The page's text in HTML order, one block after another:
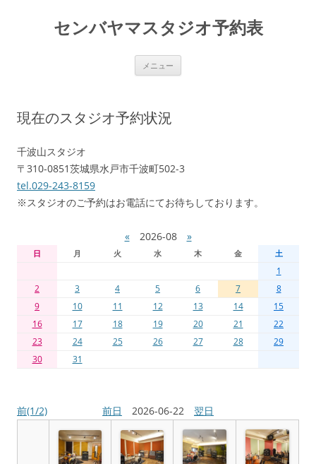
センバヤマスタジオ予約表
メニュー
現在のスタジオ予約状況
千波山スタジオ
〒310-0851茨城県水戸市千波町502-3
tel.029-243-8159
※スタジオのご予約はお電話にてお待ちしております。
« 2026-08 »
日 月 火 水 木 金 土
1
2
3 4 5 6 7
8
9
10 11 12 13 14
15
16
17 18 19 20 21
22
23
24 25 26 27 28
29
30
31
前(1/2) 前日 2026-06-22 翌日